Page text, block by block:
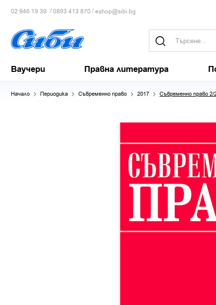
02 946 19 39 /0893 413 870 /eshop@sibi.bg
Ваучери Правна литература
Начало Периодика Съвременно право 2017 Съвременно право 2/